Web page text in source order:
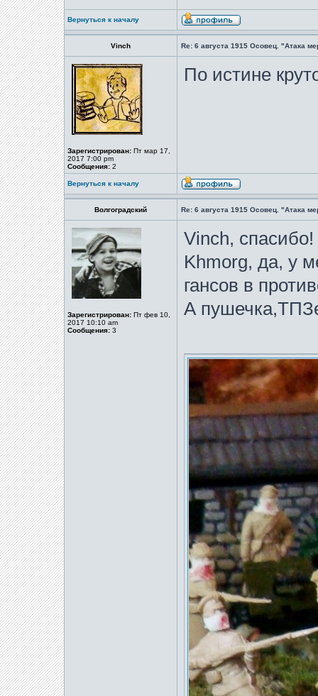
Вернуться к началу
Vinch Re: 6 августа 1915 Осовец. "Атака
Зарегистрирован: Пт мар 17,
2017 7:00 pm
Сообщения: 2
По истине
Вернуться к началу
Волгоградский Re: 6 августа 1915 Осовец. "Атака
Зарегистрирован: Пт фев 10,
2017 10:10 am
Сообщения: 3
Vinch, спасибо!
Khmorg, да, у
гансов в
А